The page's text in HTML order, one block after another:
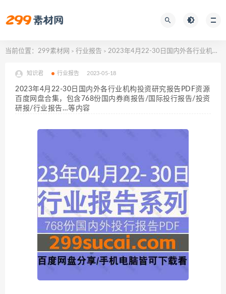
当前位置： 299素材网 > 行业报告 > 2023年4月22-30日国内外各行业机构投资研究报告PDF资源百度网盘合集，包含768份国内券商报告/国际投行报告/投资研报/行业报告…等内容
知识君 行业报告 2023-05-18
2023年4月22-30日国内外各行业机构投资研究报告PDF资源
百度网盘合集，包含768份国内券商报告/国际投行报告/投资
研报/行业报告…等内容